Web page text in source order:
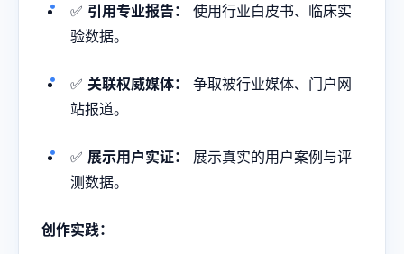
✅ 引用专业报告：
使用行业白皮书、临床实
验数据。
✅ 关联权威媒体：
争取被行业媒体、门户网
站报道。
✅ 展示用户实证：
展示真实的用户案例与评
测数据。
创作实践：